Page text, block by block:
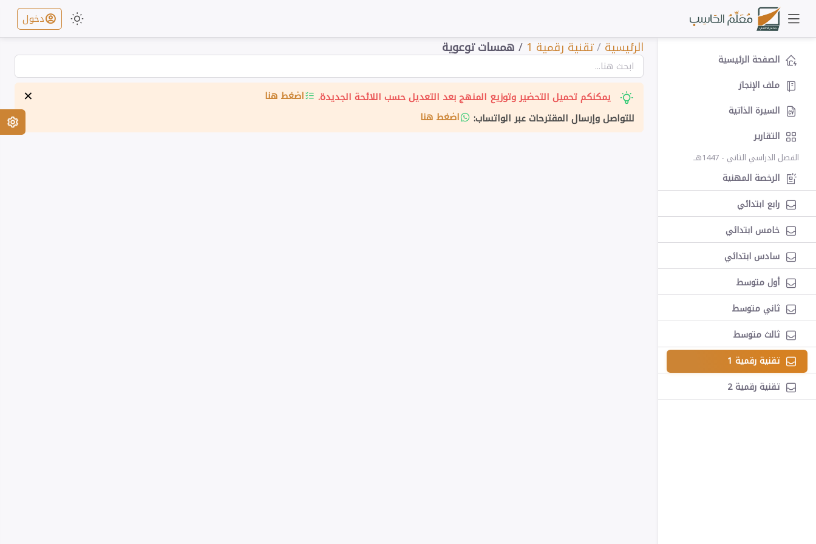
دخول
الصفحة الرئيسية
ملف الإنجاز
السيرة الذاتية
التقارير
الفصل الدراسي الثاني - 1447هــ
الرخصة المهنية
رابع ابتدائي
خامس ابتدائي
سادس ابتدائي
أول متوسط
ثاني متوسط
ثالث متوسط
تقنية رقمية 1
تقنية رقمية 2
الرئيسية /تقنية رقمية 1 / همسات توعوية
× يمكنكم تحميل التحضير وتوزيع المنهج بعد التعديل حسب اللائحة الجديدة.
اضغط هنا
للتواصل وإرسال المقترحات عبر الواتساب:
اضغط هنا